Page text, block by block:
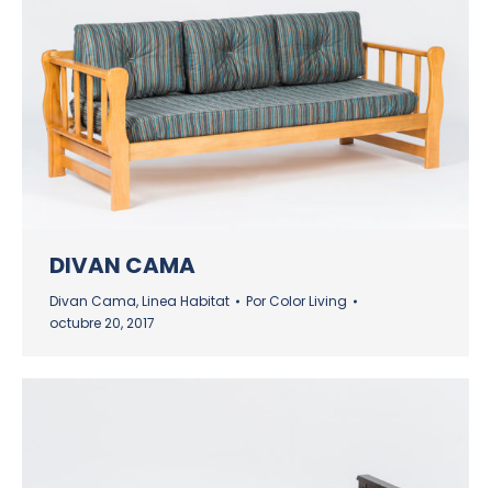
DIVAN CAMA
Divan Cama,Linea Habitat PorColor Living
octubre 20, 2017